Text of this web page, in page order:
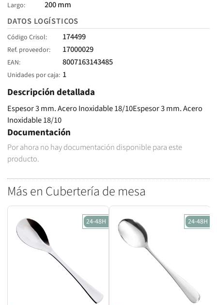
Largo
200 mm
DATOS LOGÍSTICOS
Código Crisol 174499
Ref. proveedor 17000029
EAN 8007163143485
Unidades por caja 1
Descripción detallada
Espesor 3 mm. Acero Inoxidable 18/10Espesor 3 mm. Acero
Inoxidable 18/10
Documentación
Por ahora no hay documentación disponible para este
producto.
Más en Cubertería de mesa
24-48H 24-48H